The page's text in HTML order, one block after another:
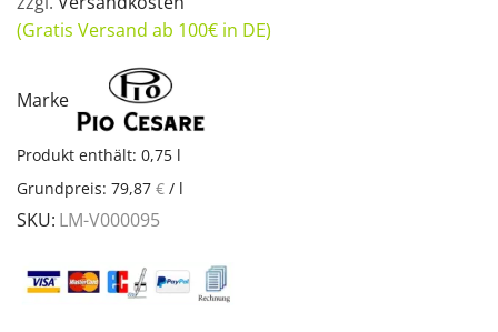
(Gratis Versand ab 100€ in DE)
Marke
Produkt enthält: 0,75 l
Grundpreis: 79,87 € / l
SKU: LM-V000095